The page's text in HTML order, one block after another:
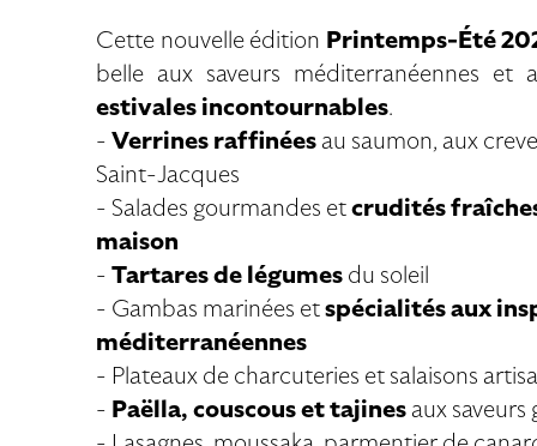
Cette nouvelle édition Printemps-Été
belle aux saveurs méditerranéennes et
estivales incontournables.
-Verrines raffinéesau saumon, aux
Saint-Jacques
- Salades gourmandes etcrudités
maison
-Tartares de légumesdu soleil
- Gambas marinées etspécialités aux
méditerranéennes
- Plateaux de charcuteries et salaisons
- Paëlla, couscous et tajinesaux saveurs